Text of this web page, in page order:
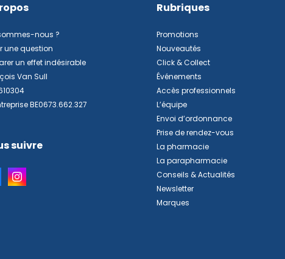
nous ?
une question
un effet indésirable
Van Sull
BE0673.662.327
suivre
Rubriques
Promotions
Nouveautés
Click & Collect
Événements
Accès professionnels
L’équipe
Envoi d’ordonnance
Prise de rendez-vous
La pharmacie
La parapharmacie
Conseils & Actualités
Newsletter
Marques